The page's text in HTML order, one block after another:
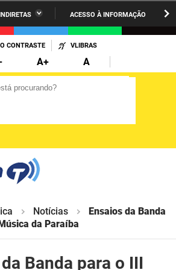
PARA
CONTEÚDO
ACESSO À INFORMAÇÃO
do Semiárido
Ensino Superior
e Pesca
CONTRASTE VLIBRAS
A+
A
O que você está procurando?
Notícias
Ensaios da Banda
da Paraíba
Banda para o III